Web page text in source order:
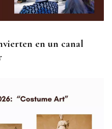
en un canal